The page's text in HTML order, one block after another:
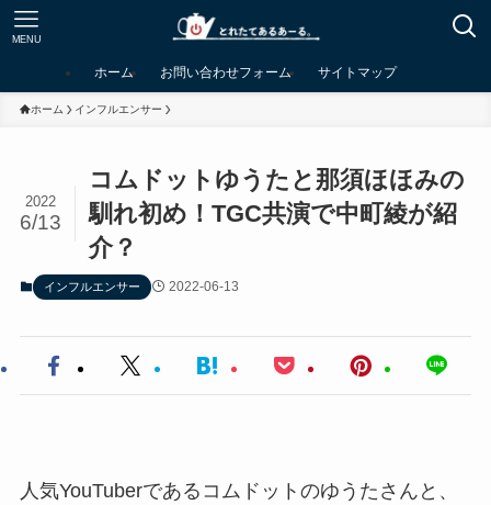
MENU
ホーム お問い合わせフォーム サイトマップ
ホーム インフルエンサー
コムドットゆうたと那須ほほみの
馴れ初め！TGC共演で中町綾が紹
介？
2022
6/13
インフルエンサー 2022-06-13
人気YouTuberであるコムドットのゆうたさんと、